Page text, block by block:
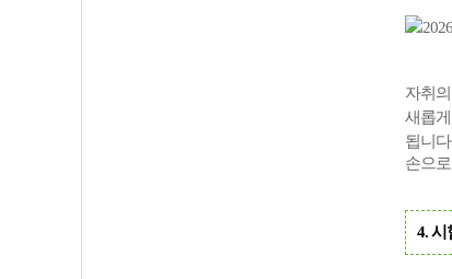
자취
새롭
됩니
손으
4. 시